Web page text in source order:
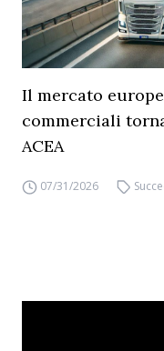
Il mercato
commerciali
ACEA
07/31/2026